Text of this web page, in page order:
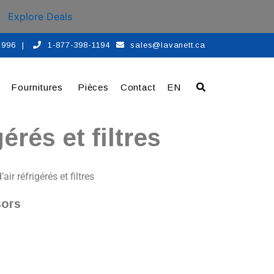
Explore Deals
| 1-877-398-1194 sales@lavanett.ca
Fournitures Pièces Contact EN
et filtres
réfrigérés et filtres